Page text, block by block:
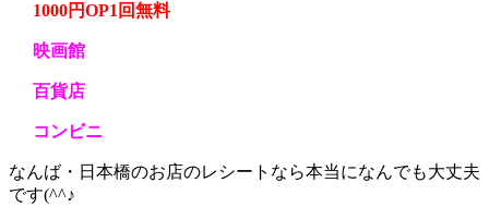
1000円OP1回無料
映画館
百貨店
コンビニ
なんば・日本橋のお店のレシートなら本当になんでも大丈夫
です(^^♪